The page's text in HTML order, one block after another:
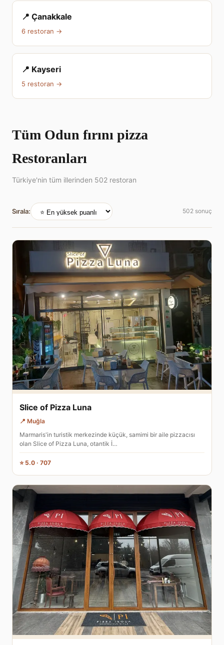
📍 Çanakkale
6 restoran →
📍 Kayseri
5 restoran →
Tüm Odun fırını pizza
Restoranları
Türkiye'nin tüm illerinden 502 restoran
Sırala: 502 sonuç
Slice of Pizza Luna
📍 Muğla
Marmaris'in turistik merkezinde küçük, samimi bir aile pizzacısı
olan Slice of Pizza Luna, otantik İ…
⭐ 5.0 · 707